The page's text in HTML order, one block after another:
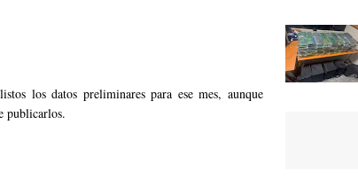
los datos preliminares para ese mes, aunque
publicarlos.